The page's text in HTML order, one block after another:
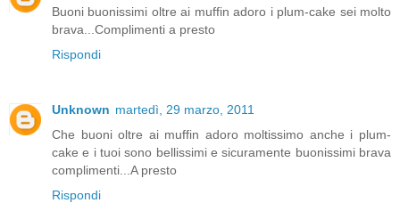
Buoni buonissimi oltre ai muffin adoro i plum-cake sei molto
brava...Complimenti a presto
Rispondi
Unknown martedì, 29 marzo, 2011
Che buoni oltre ai muffin adoro moltissimo anche i plum-
cake e i tuoi sono bellissimi e sicuramente buonissimi brava
complimenti...A presto
Rispondi